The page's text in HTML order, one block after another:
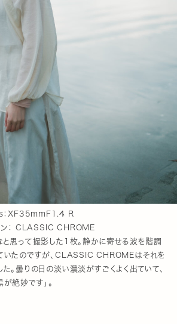
XF35mmF1.4 R
ン： CLASSIC CHROME
と思って撮影した1枚。静かに寄せる波を階調
いたのですが、CLASSIC CHROMEはそれを
。曇りの日の淡い濃淡がすごくよく出ていて、
絶妙です」。